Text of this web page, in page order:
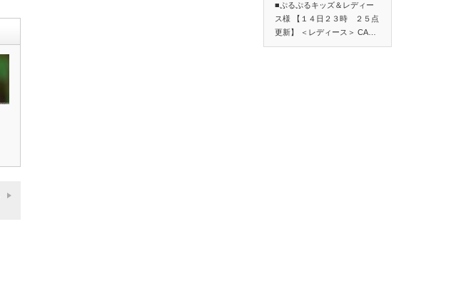
■ぷるぷるキッズ＆レディー
ス様 【１４日２３時 ２５点
更新】 ＜レディース＞ CA…